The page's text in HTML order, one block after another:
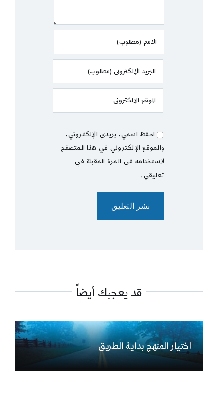
احفظ اسمي، بريدي الإلكتروني،
والموقع الإلكتروني في هذا المتصفح
لاستخدامه في المرة المقبلة في
تعليقي.
قد يعجبك أيضاً
اختيار المنهج بداية الطريق